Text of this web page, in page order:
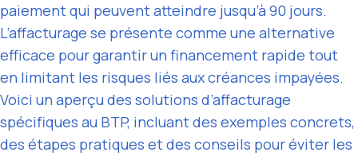
paiement qui peuvent atteindre jusqu’à 90 jours.
L’affacturage se présente comme une alternative
efficace pour garantir un financement rapide tout
en limitant les risques liés aux créances impayées.
Voici un aperçu des solutions d’affacturage
spécifiques au BTP, incluant des exemples concrets,
des étapes pratiques et des conseils pour éviter les